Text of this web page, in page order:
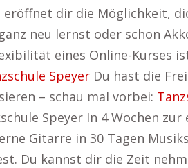
dir die Möglichkeit,
neu lernst oder schon
eines Online-Kurses
Speyer Du hast die
– schau mal vorbei:
Speyer In 4 Wochen
Gitarre in 30 Tagen
Du kannst dir die Zeit